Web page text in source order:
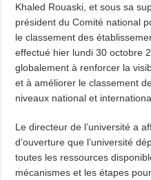
Khaled Rouaski, et sous sa
président du Comité national
le classement des
effectué hier lundi 30 octobre
globalement à renforcer la
et à améliorer le classement
niveaux national et
Le directeur de l’université a
d’ouverture que l’université
toutes les ressources
mécanismes et les étapes